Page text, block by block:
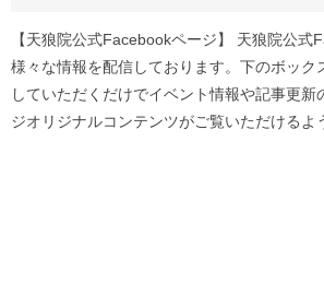
【天狼院公式Facebookページ】 天狼院公式
様々な情報を配信しております。下のボック
していただくだけでイベント情報や記事更
ジオリジナルコンテンツがご覧いただけるよ